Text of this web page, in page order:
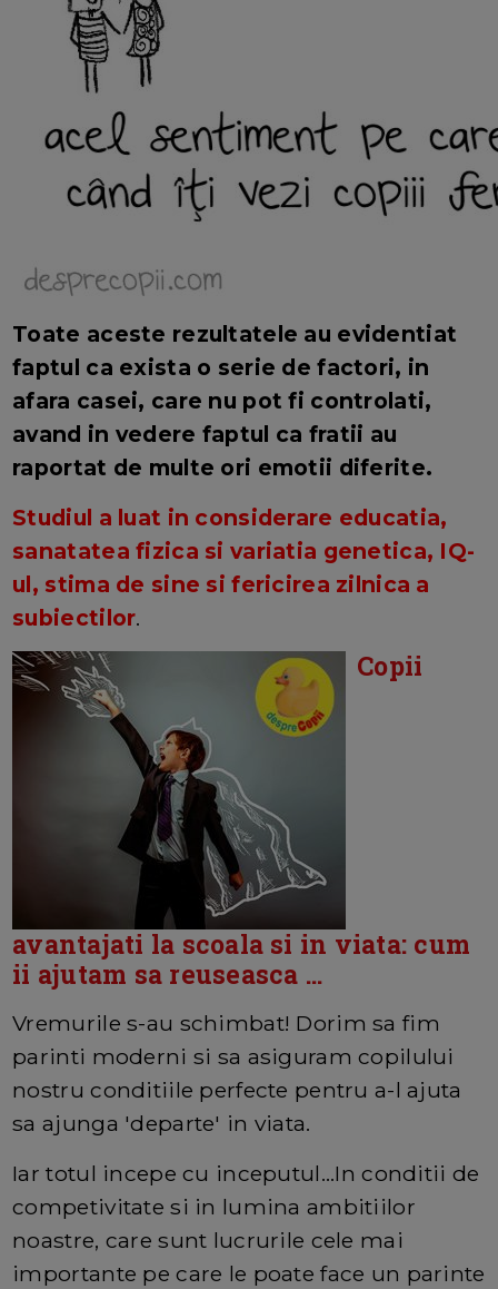
Toate aceste rezultatele au evidentiat
faptul ca exista o serie de factori, in
afara casei, care nu pot fi controlati,
avand in vedere faptul ca fratii au
raportat de multe ori emotii diferite.
Studiul a luat in considerare educatia,
sanatatea fizica si variatia genetica, IQ-
ul, stima de sine si fericirea zilnica a
subiectilor.
Copii
avantajati la scoala si in viata: cum
ii ajutam sa reuseasca ...
Vremurile s-au schimbat! Dorim sa fim
parinti moderni si sa asiguram copilului
nostru conditiile perfecte pentru a-l ajuta
sa ajunga 'departe' in viata.
Iar totul incepe cu inceputul...In conditii de
competivitate si in lumina ambitiilor
noastre, care sunt lucrurile cele mai
importante pe care le poate face un parinte